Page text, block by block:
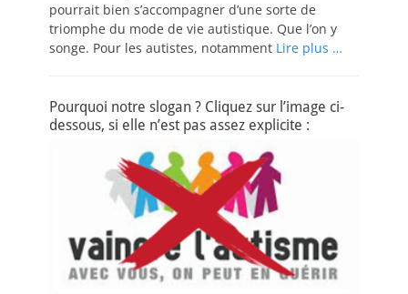
pourrait bien s’accompagner d’une sorte de
triomphe du mode de vie autistique. Que l’on y
songe. Pour les autistes, notamment Lire plus …
Pourquoi notre slogan ? Cliquez sur l’image ci-
dessous, si elle n’est pas assez explicite :